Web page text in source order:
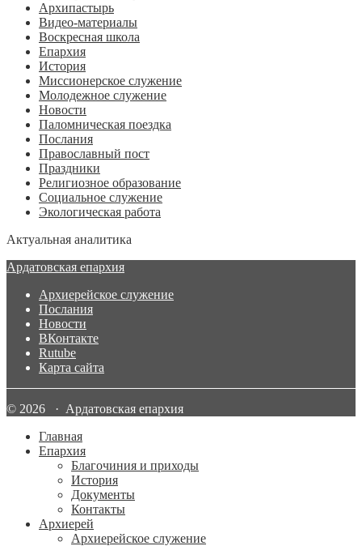
Архипастырь
Видео-материалы
Воскресная школа
Епархия
История
Миссионерское служение
Молодежное служение
Новости
Паломническая поездка
Послания
Православный пост
Праздники
Религиозное образование
Социальное служение
Экологическая работа
Актуальная аналитика
Ардатовская епархия
Архиерейское служение
Послания
Новости
ВКонтакте
Rutube
Карта сайта
© 2026 · Ардатовская епархия
Главная
Епархия
Благочиния и приходы
История
Документы
Контакты
Архиерей
Архиерейское служение